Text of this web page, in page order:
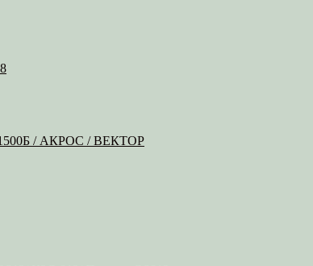
1500Б / АКРОС / ВЕКТОР